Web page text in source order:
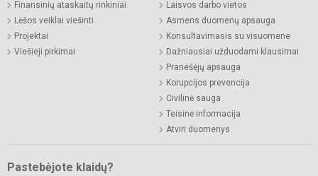
Finansinių ataskaitų rinkiniai
Lėšos veiklai viešinti
Projektai
Viešieji pirkimai
Laisvos darbo vietos
Asmens duomenų apsauga
Konsultavimasis su visuomene
Dažniausiai užduodami klausimai
Pranešėjų apsauga
Korupcijos prevencija
Civilinė sauga
Teisinė informacija
Atviri duomenys
Pastebėjote klaidų?